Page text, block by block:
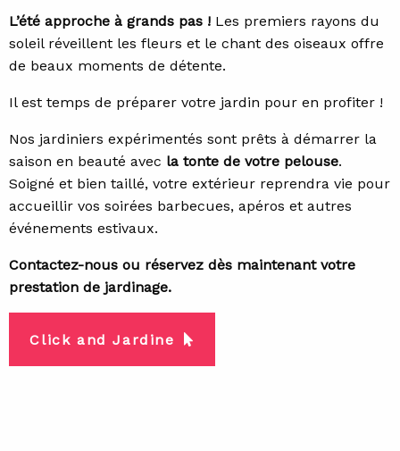
L’été approche à grands pas ! Les premiers rayons du
soleil réveillent les fleurs et le chant des oiseaux offre
de beaux moments de détente.
Il est temps de préparer votre jardin pour en profiter !
Nos jardiniers expérimentés sont prêts à démarrer la
saison en beauté avec la tonte de votre pelouse.
Soigné et bien taillé, votre extérieur reprendra vie pour
accueillir vos soirées barbecues, apéros et autres
événements estivaux.
Contactez-nous ou réservez dès maintenant votre
prestation de jardinage.
Click and Jardine